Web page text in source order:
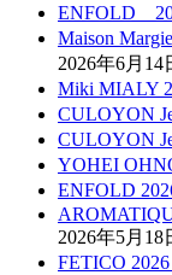
ENFOLD
Maison
2026年6月14
Miki MIALY
CULOYON
CULOYON
YOHEI
ENFOLD
2026年5月18
FETICO